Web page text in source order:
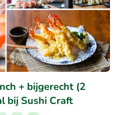
+ bijgerecht (2
bij Sushi Craft